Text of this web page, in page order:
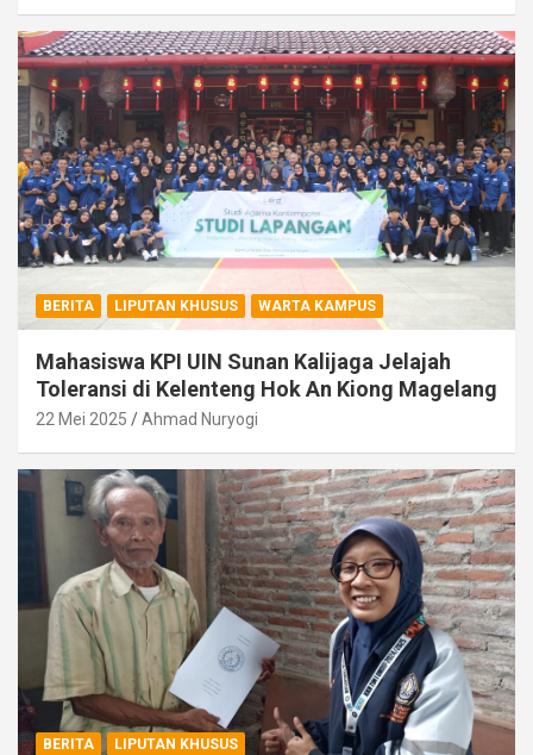
BERITA LIPUTAN KHUSUS WARTA KAMPUS
Mahasiswa KPI UIN Sunan Kalijaga Jelajah
Toleransi di Kelenteng Hok An Kiong Magelang
22 Mei 2025 Ahmad Nuryogi
BERITA LIPUTAN KHUSUS